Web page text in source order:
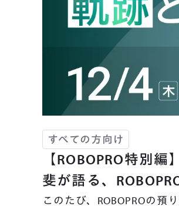
すべての方向け
【ROBOPRO特別
斐が語る、
このたび、ROBOPROの